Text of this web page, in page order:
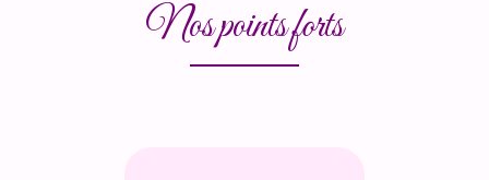
Nos points forts